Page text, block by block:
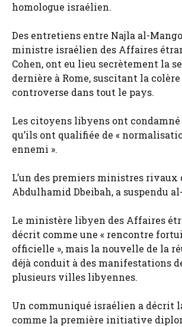
homologue israélien.
Des entretiens entre Najla al-
ministre israélien des Affaires
Cohen, ont eu lieu secrètement la
dernière à Rome, suscitant la
controverse dans tout le pays.
Les citoyens libyens ont
qu’ils ont qualifiée de «
ennemi ».
L’un des premiers ministres rivaux
Abdulhamid Dbeibah, a suspendu
Le ministère libyen des Affaires
décrit comme une « rencontre
officielle », mais la nouvelle de la
déjà conduit à des manifestations
plusieurs villes libyennes.
Un communiqué israélien a décrit
comme la première initiative